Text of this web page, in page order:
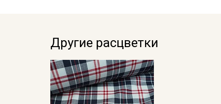
Другие расцветки